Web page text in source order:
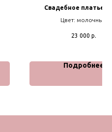
Свадебное платье
Цвет: молочный
23 000 р.
Подробнее